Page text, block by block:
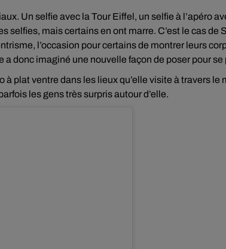
Un selfie avec la Tour Eiffel, un selfie à l’apéro
selfies, mais certains en ont marre. C’est le cas de
l’occasion pour certains de montrer leurs
donc imaginé une nouvelle façon de poser pour se
plat ventre dans les lieux qu’elle visite à travers le
les gens très surpris autour d’elle.